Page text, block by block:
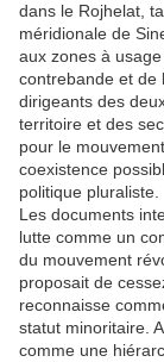
dans le Rojhelat,
méridionale de
aux zones à
contrebande et de
dirigeants des
territoire et des
pour le
coexistence
politique pluraliste.
Les documents
lutte comme un
du mouvement
proposait de
reconnaisse
statut minoritaire.
comme une